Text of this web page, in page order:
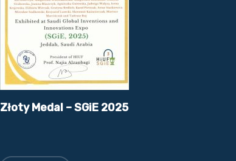
Złoty Medal – SGiE 2025